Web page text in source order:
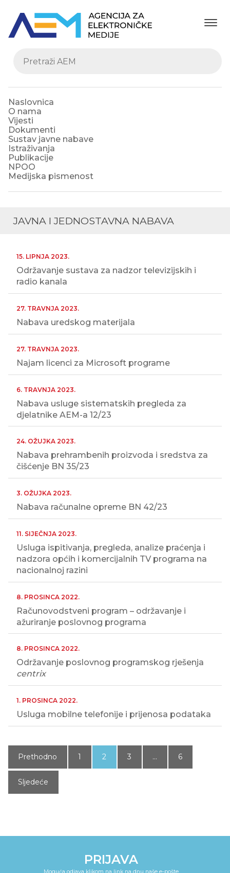
Naslovnica
O nama
Vijesti
Dokumenti
Sustav javne nabave
Istraživanja
Publikacije
NPOO
Medijska pismenost
JAVNA I JEDNOSTAVNA NABAVA
15. LIPNJA 2023.
Održavanje sustava za nadzor televizijskih i
radio kanala
27. TRAVNJA 2023.
Nabava uredskog materijala
27. TRAVNJA 2023.
Najam licenci za Microsoft programe
6. TRAVNJA 2023.
Nabava usluge sistematskih pregleda za
djelatnike AEM-a 12/23
24. OŽUJKA 2023.
Nabava prehrambenih proizvoda i sredstva za
čišćenje BN 35/23
3. OŽUJKA 2023.
Nabava računalne opreme BN 42/23
11. SIJEČNJA 2023.
Usluga ispitivanja, pregleda, analize praćenja i
nadzora općih i komercijalnih TV programa na
nacionalnoj razini
8. PROSINCA 2022.
Računovodstveni program – održavanje i
ažuriranje poslovnog programa
8. PROSINCA 2022.
Održavanje poslovnog programskog rješenja
centrix
1. PROSINCA 2022.
Usluga mobilne telefonije i prijenosa podataka
Paginacija
objava
Prethodno 1 2 3 … 6
Sljedeće
PRIJAVA
Moguća odjava klikom na link na dnu naše e-pošte